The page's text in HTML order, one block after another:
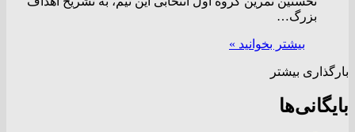
بزرگ…
بیشتر بخوانید »
بارگذاری بیشتر
بایگانی‌ها